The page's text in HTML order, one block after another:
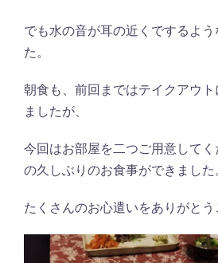
でも水の音が耳の近くでするよ
た。
朝食も、前回まではテイクアウ
ましたが、
今回はお部屋を二つご用意して
の久しぶりのお食事ができました
たくさんのお心遣いをありがとう